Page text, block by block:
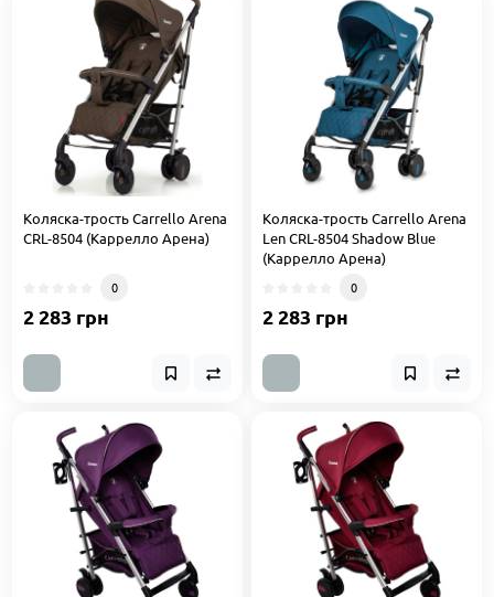
Коляска-трость Carrello Arena
CRL-8504 (Каррелло Арена)
0
2 283 грн
Коляска-трость Carrello Arena
Len CRL-8504 Shadow Blue
(Каррелло Арена)
0
2 283 грн